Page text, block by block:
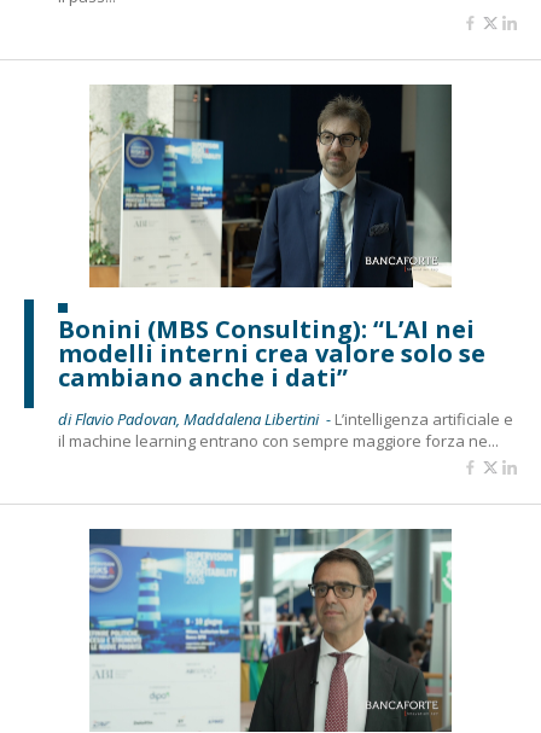
Bonini (MBS Consulting): “L’AI nei
modelli interni crea valore solo se
cambiano anche i dati”
di Flavio Padovan, Maddalena Libertini - L’intelligenza artificiale e
il machine learning entrano con sempre maggiore forza ne...